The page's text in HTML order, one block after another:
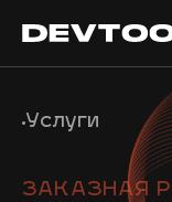
Кейсы
Отрасли
Услуги
ЗАКАЗНАЯ